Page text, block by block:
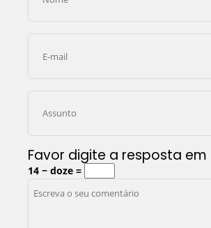
Favor digite a resposta em
14 − doze =